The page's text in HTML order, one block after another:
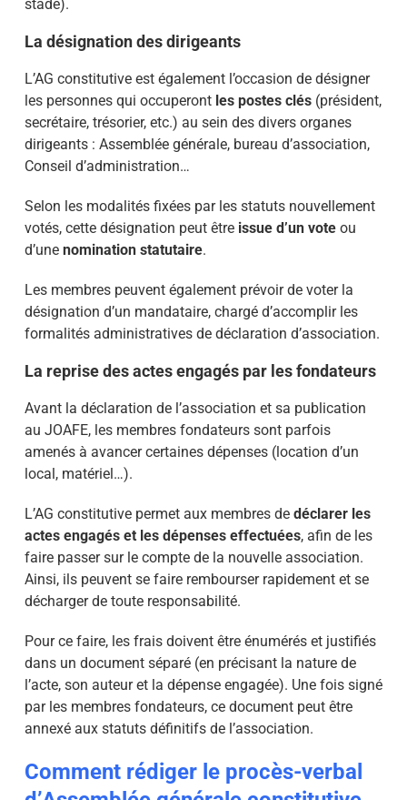
stade).
La désignation des dirigeants
L’AG constitutive est également l’occasion de désigner
les personnes qui occuperont les postes clés(président,
secrétaire, trésorier, etc.) au sein des divers organes
dirigeants : Assemblée générale, bureau d’association,
Conseil d’administration…
Selon les modalités fixées par les statuts nouvellement
votés, cette désignation peut être issue d’un voteou
d’une nomination statutaire.
Les membres peuvent également prévoir de voter la
désignation d’un mandataire, chargé d’accomplir les
formalités administratives de déclaration d’association.
La reprise des actes engagés par les fondateurs
Avant la déclaration de l’association et sa publication
au JOAFE, les membres fondateurs sont parfois
amenés à avancer certaines dépenses (location d’un
local, matériel…).
L’AG constitutive permet aux membres de déclarer les
actes engagés et les dépenses effectuées, afin de les
faire passer sur le compte de la nouvelle association.
Ainsi, ils peuvent se faire rembourser rapidement et se
décharger de toute responsabilité.
Pour ce faire, les frais doivent être énumérés et justifiés
dans un document séparé (en précisant la nature de
l’acte, son auteur et la dépense engagée). Une fois signé
par les membres fondateurs, ce document peut être
annexé aux statuts définitifs de l’association.
Comment rédiger le procès-verbal